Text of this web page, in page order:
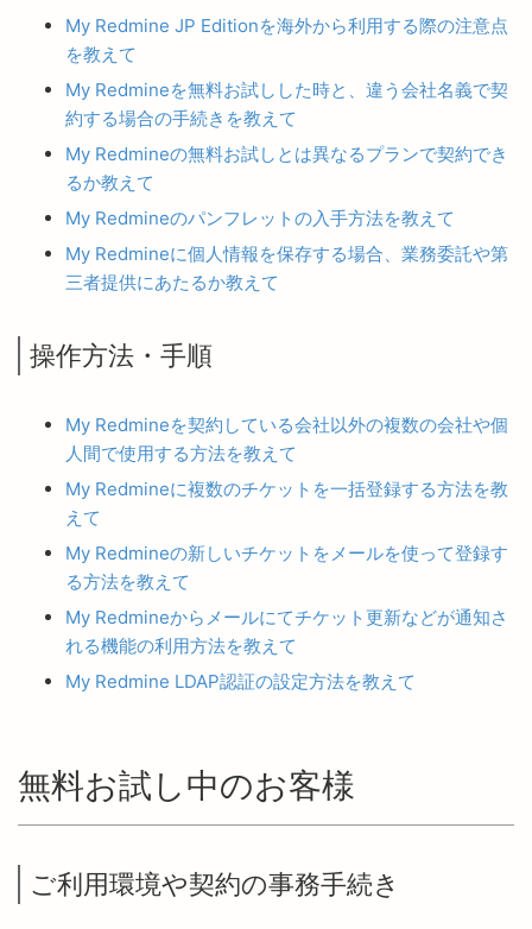
My Redmine JP Editionを海外から利用する際の注意点
を教えて
My Redmineを無料お試しした時と、違う会社名義で契
約する場合の手続きを教えて
My Redmineの無料お試しとは異なるプランで契約でき
るか教えて
My Redmineのパンフレットの入手方法を教えて
My Redmineに個人情報を保存する場合、業務委託や第
三者提供にあたるか教えて
操作方法・手順
My Redmineを契約している会社以外の複数の会社や個
人間で使用する方法を教えて
My Redmineに複数のチケットを一括登録する方法を教
えて
My Redmineの新しいチケットをメールを使って登録す
る方法を教えて
My Redmineからメールにてチケット更新などが通知さ
れる機能の利用方法を教えて
My Redmine LDAP認証の設定方法を教えて
無料お試し中のお客様
ご利用環境や契約の事務手続き